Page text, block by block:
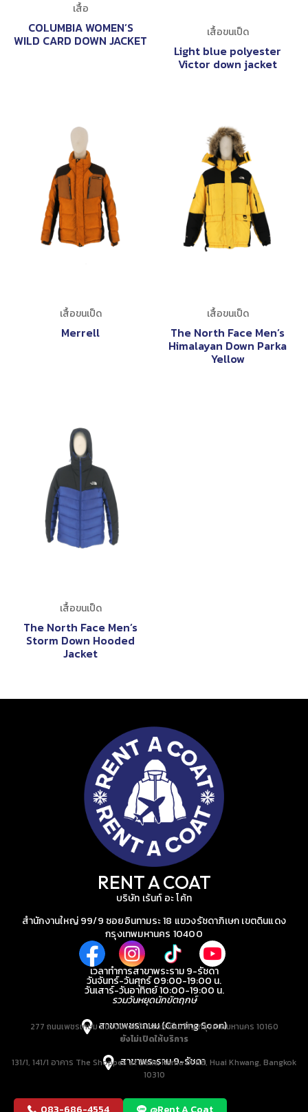
เสื้อ
COLUMBIA WOMEN’S
WILD CARD DOWN JACKET
เสื้อขนเป็ด
Light blue polyester
Victor down jacket
เสื้อขนเป็ด
Merrell
เสื้อขนเป็ด
The North Face Men’s
Himalayan Down Parka
Yellow
เสื้อขนเป็ด
The North Face Men’s
Storm Down Hooded
Jacket
RENT A COAT
บริษัท เร้นท์ อะ โค้ท
สำนักงานใหญ่ 99/9 ซอยอินทามระ 18 แขวงรัชดาภิเษก เขตดินแดง
กรุงเทพมหานคร 10400
เวลาทำการสาขาพระราม 9-รัชดา
วันจันทร์-วันศุกร์ 09:00-19:00 น.
วันเสาร์-วันอาทิตย์ 10:00-19:00 น.
รวมวันหยุดนักขัตฤกษ์
สาขาเพชรเกษม (Coming Soon)
277 ถนนเพชรเกษม แขวงบางหว้า เขตภาษีเจริญ กรุงเทพมหานคร 10160
ยังไม่เปิดให้บริการ
สาขาพระราม 9-รัชดา
131/1, 141/1 อาคาร The Shoppes at Belle, Rama IX Rd, Huai Khwang, Bangkok
10310